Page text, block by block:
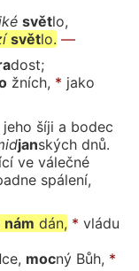
ké světlo,
světlo. —
dost;
žních, * jako
jeho šíji a bodec
janských dnů.
ve válečné
spálení,
nám dán, * vládu
ce, mocný Bůh, *